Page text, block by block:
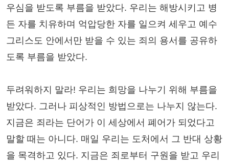
우심을 받도록 부름을 받았다. 우리는 해방시키고 병
든 자를 치유하며 억압당한 자를 일으켜 세우고 예수
그리스도 안에서만 받을 수 있는 죄의 용서를 공유하
도록 부름을 받았다.
두려워하지 말라! 우리는 희망을 나누기 위해 부름을
받았다. 그러나 피상적인 방법으로는 나누지 않는다.
지금은 죄라는 단어가 이 세상에서 폐어가 되었다고
말할 때는 아니다. 매일 우리는 도처에서 그 반대 상황
을 목격하고 있다. 지금은 죄로부터 구원을 받고 우리